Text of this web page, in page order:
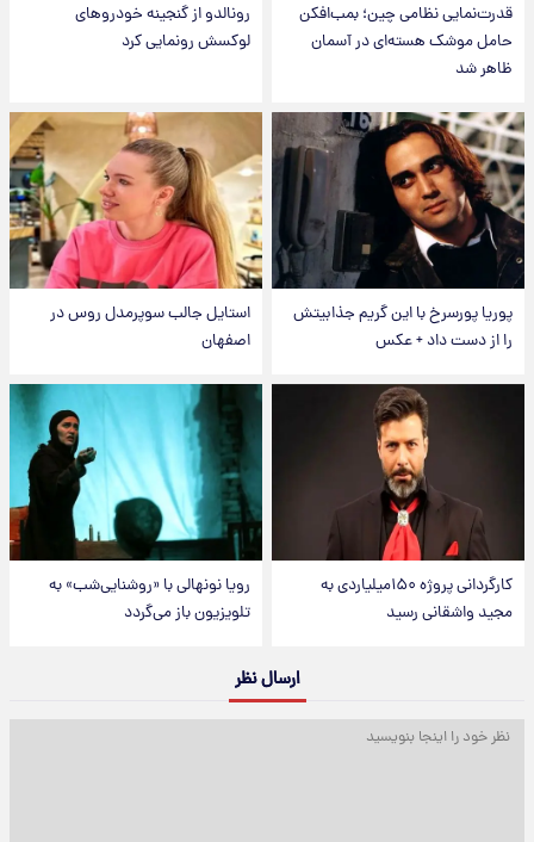
قدرت‌نمایی نظامی چین؛ بمب‌افکن
حامل موشک هسته‌ای در آسمان
ظاهر شد
رونالدو از گنجینه خودروهای
لوکسش رونمایی کرد
پوریا پورسرخ با این گریم جذابیتش
را از دست داد + عکس
استایل جالب سوپرمدل روس در
اصفهان
کارگردانی پروژه ۱۵۰میلیاردی به
مجید واشقانی رسید
رویا نونهالی با «روشنایی‌شب» به
تلویزیون باز می‌گردد
ارسال نظر